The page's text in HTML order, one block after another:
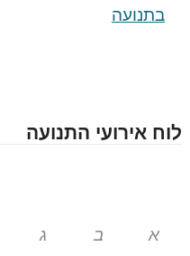
בתנועה
לוח אירועי התנועה
א ב ג